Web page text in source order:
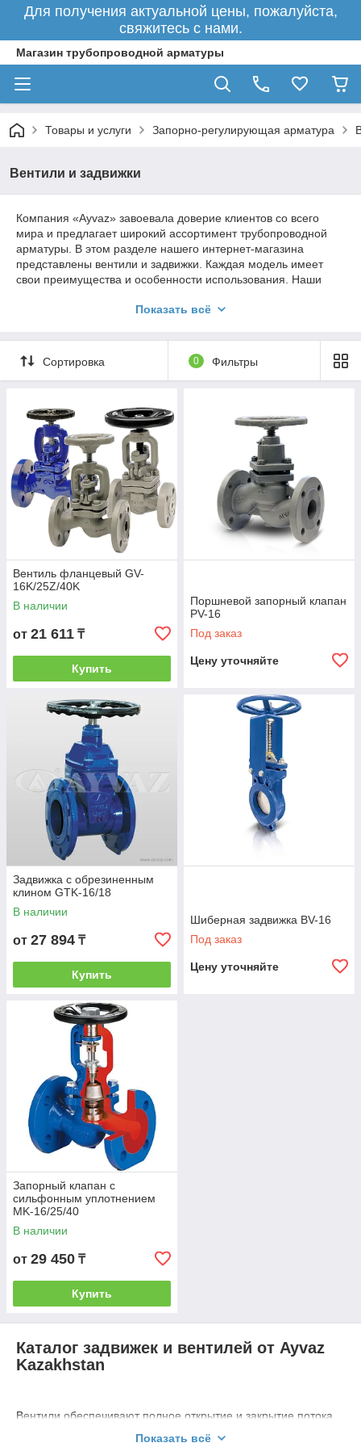
Для получения актуальной цены, пожалуйста,
свяжитесь с нами.
Магазин трубопроводной арматуры
Товары и услуги Запорно-регулирующая арматура
Вентили и задвижки
Компания «Ayvaz» завоевала доверие клиентов со всего
мира и предлагает широкий ассортимент трубопроводной
арматуры. В этом разделе нашего интернет-магазина
представлены вентили и задвижки. Каждая модель имеет
свои преимущества и особенности использования. Наши
регулирующей арматуры. Работаем с клиентами со всего
Показать всё
Сортировка 0 Фильтры
Вентиль фланцевый GV-
16K/25Z/40K
В наличии
от 21 611 ₸
Купить
Поршневой запорный клапан
PV-16
Под заказ
Цену уточняйте
Задвижка с обрезиненным
клином GTK-16/18
В наличии
от 27 894 ₸
Купить
Шиберная задвижка BV-16
Под заказ
Цену уточняйте
Запорный клапан с
сильфонным уплотнением
MK-16/25/40
В наличии
от 29 450 ₸
Купить
Каталог задвижек и вентилей от Ayvaz
Kazakhstan
Вентили обеспечивают полное открытие и закрытие потока
Показать всё